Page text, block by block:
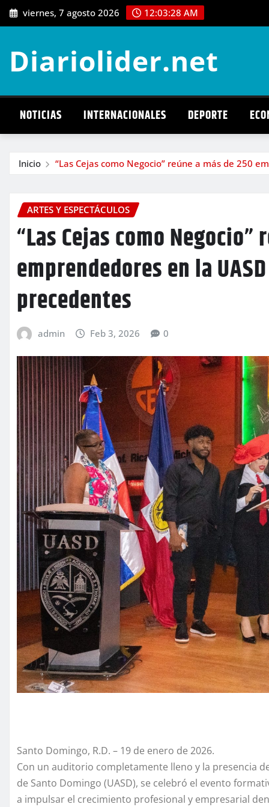
Saltar
al
viernes, 7 agosto 2026 12:03:29 AM
Diariolider.net
NOTICIAS INTERNACIONALES DEPORTE
Inicio “Las Cejas como Negocio” reúne a más de 250
ARTES Y ESPECTÁCULOS
“Las Cejas como
emprendedores en la
precedentes
admin Feb 3, 2026 0
Santo Domingo, R.D. – 19 de enero de 2026.
Con un auditorio completamente lleno y la presencia
de Santo Domingo (UASD), se celebró el evento
a impulsar el crecimiento profesional y empresarial